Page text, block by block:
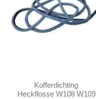
Kofferdichting
Heckflosse W108 W109